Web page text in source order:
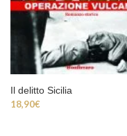
Il delitto Sicilia
18,90€